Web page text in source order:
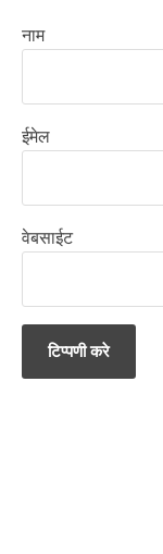
नाम
ईमेल
वेबसाईट